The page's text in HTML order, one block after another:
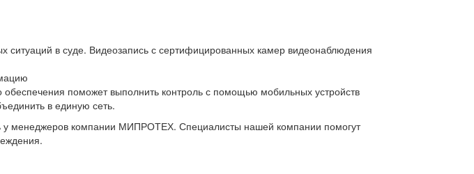
в суде. Видеозапись с сертифицированных камер видеонаблюдения
поможет выполнить контроль с помощью мобильных устройств
в единую сеть.
менеджеров компании МИПРОТЕХ. Специалисты нашей компании помогут